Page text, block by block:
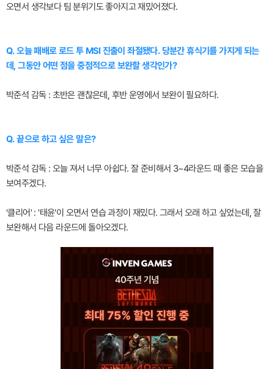
오면서 생각보다 팀 분위기도 좋아지고 재밌어졌다.
Q. 오늘 패배로 로드 투 MSI 진출이 좌절됐다. 당분간 휴식기를 가지게 되는
데, 그동안 어떤 점을 중점적으로 보완할 생각인가?
박준석 감독 : 초반은 괜찮은데, 후반 운영에서 보완이 필요하다.
Q. 끝으로 하고 싶은 말은?
박준석 감독 : 오늘 져서 너무 아쉽다. 잘 준비해서 3~4라운드 때 좋은 모습을
보여주겠다.
'클리어' : '태윤'이 오면서 연습 과정이 재밌다. 그래서 오래 하고 싶었는데, 잘
보완해서 다음 라운드에 돌아오겠다.